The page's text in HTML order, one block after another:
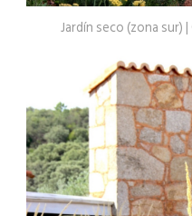
Jardín seco (zona sur)